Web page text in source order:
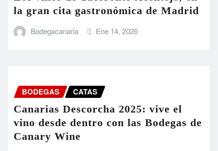
la gran cita gastronómica de Madrid
Bodegacanaria Ene 14, 2026
BODEGAS CATAS
Canarias Descorcha 2025: vive el
vino desde dentro con las Bodegas de
Canary Wine